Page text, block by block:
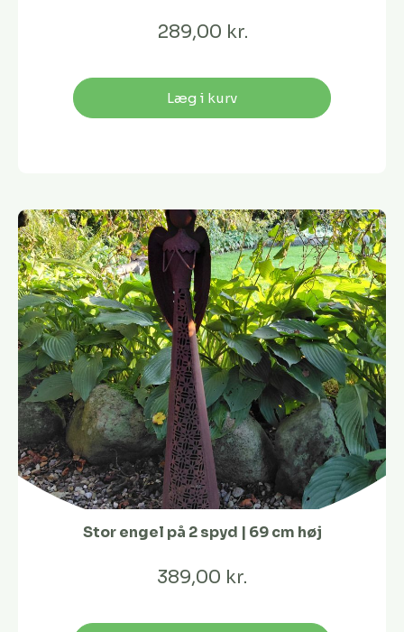
289,00 kr.
Læg i kurv
Stor engel på 2 spyd | 69 cm høj
389,00 kr.